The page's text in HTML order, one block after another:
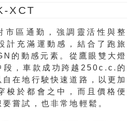
XCT
區通勤，強調靈活性與整
計充滿運動感，結合了跑旅
的動感元素。從鷹眼雙大燈
段，車款成功跨越250c.c.的
在地行駛快速道路，以更加
梭於都會之中，而且價格便
嘗試，也非常地輕鬆。